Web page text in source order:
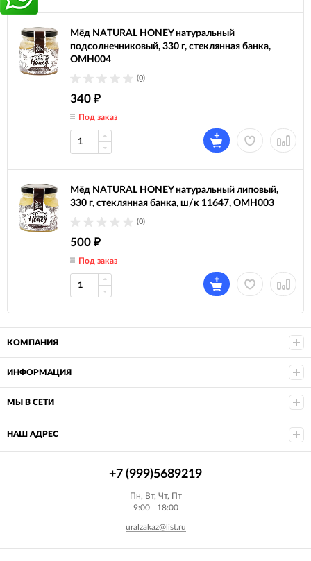
Мёд NATURAL HONEY натуральный
подсолнечниковый, 330 г, стеклянная банка,
ОМН004
(0)
340 ₽
Под заказ
Мёд NATURAL HONEY натуральный липовый,
330 г, стеклянная банка, ш/к 11647, ОМН003
(0)
500 ₽
Под заказ
КОМПАНИЯ
ИНФОРМАЦИЯ
МЫ В СЕТИ
НАШ АДРЕС
+7 (999)5689219
Пн, Вт, Чт, Пт
9:00—18:00
uralzakaz@list.ru